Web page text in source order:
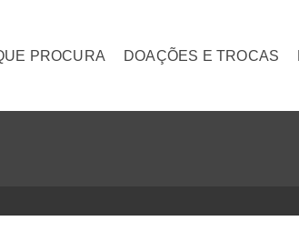
PROCURA DOAÇÕES E TROCAS